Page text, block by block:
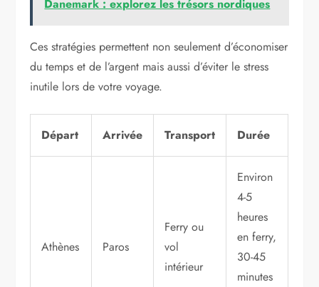
Danemark : explorez les trésors nordiques
Ces stratégies permettent non seulement d’économiser
du temps et de l’argent mais aussi d’éviter le stress
inutile lors de votre voyage.
Départ Arrivée Transport Durée
Athènes Paros
Ferry ou
vol
intérieur
Environ
4-5
heures
en ferry,
30-45
minutes